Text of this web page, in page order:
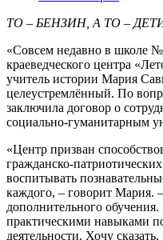
ТО – БЕНЗИН, А ТО –
«Совсем недавно в школе
краеведческого центра
учитель истории Мария
целеустремлённый. По
заключила договор о
социально-гуманитарным
«Центр призван
гражданско-
воспитывать
каждого, – говорит Мария.
дополнительного
практическими навыками
деятельности. Хочу